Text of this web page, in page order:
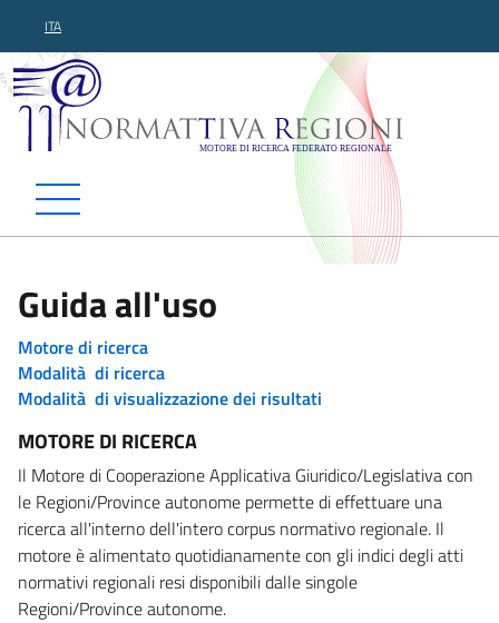
ITA
Normattiva Regioni -
Guida all'uso
Motore di ricerca
Modalità di ricerca
Modalità di visualizzazione dei risultati
MOTORE DI RICERCA
Il Motore di Cooperazione Applicativa Giuridico/Legislativa con
le Regioni/Province autonome permette di effettuare una
ricerca all'interno dell'intero corpus normativo regionale. Il
motore è alimentato quotidianamente con gli indici degli atti
normativi regionali resi disponibili dalle singole
Regioni/Province autonome.